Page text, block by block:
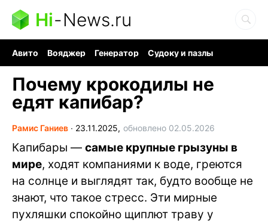
Hi-News.ru
Авито Вояджер Генератор
Судоку и пазлы
Почему крокодилы не
едят капибар?
Рамис Ганиев ∙ 23.11.2025, обновлено 02.05.2026
Капибары — самые крупные грызуны в
мире, ходят компаниями к воде, греются
на солнце и выглядят так, будто вообще не
знают, что такое стресс. Эти мирные
пухляшки спокойно щиплют траву у